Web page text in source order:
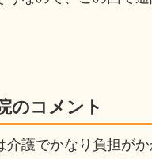
のコメント
介護でかなり負担が